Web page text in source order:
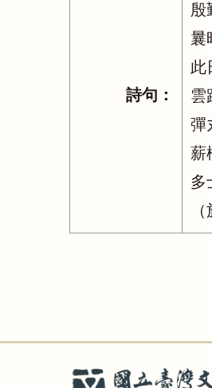
詩句：
殷
曩
此
雲
彈
薪
多